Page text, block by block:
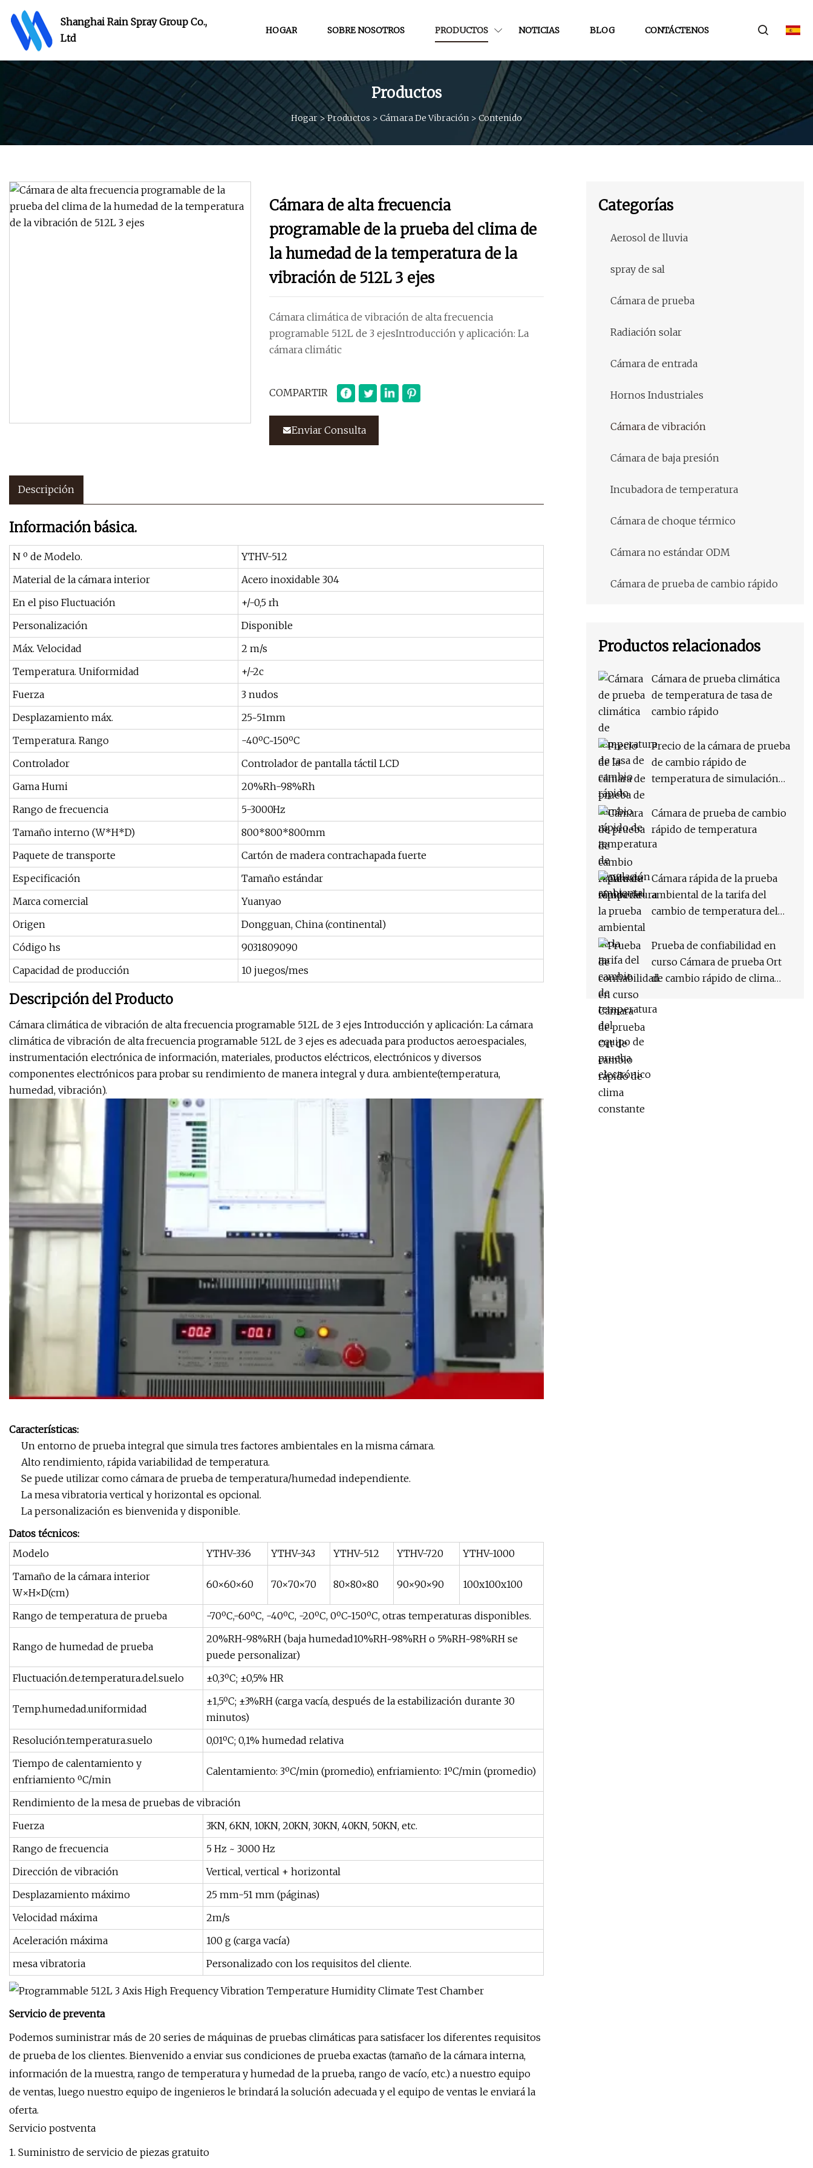
Shanghai Rain Spray Group Co.,
Ltd
HOGAR SOBRE NOSOTROS PRODUCTOS NOTICIAS BLOG CONTÁCTENOS
Productos
Hogar >Productos > Cámara De Vibración > Contenido
Cámara de alta frecuencia
programable de la prueba del clima de
la humedad de la temperatura de la
vibración de 512L 3 ejes
Cámara climática de vibración de alta frecuencia
programable 512L de 3 ejesIntroducción y aplicación: La
cámara climátic
COMPARTIR
Enviar Consulta
Descripción
Información básica.
N º de Modelo.
YTHV-512
Material de la cámara interior
Acero inoxidable 304
En el piso Fluctuación
+/-0,5 rh
Personalización
Disponible
Máx. Velocidad
2 m/s
Temperatura. Uniformidad
+/-2c
Fuerza
3 nudos
Desplazamiento máx.
25~51mm
Temperatura. Rango
-40ºC~150ºC
Controlador
Controlador de pantalla táctil LCD
Gama Humi
20%Rh-98%Rh
Rango de frecuencia
5-3000Hz
Tamaño interno (W*H*D)
800*800*800mm
Paquete de transporte
Cartón de madera contrachapada fuerte
Especificación
Tamaño estándar
Marca comercial
Yuanyao
Origen
Dongguan, China (continental)
Código hs
9031809090
Capacidad de producción
10 juegos/mes
Descripción del Producto
Cámara climática de vibración de alta frecuencia programable 512L de 3 ejes Introducción y aplicación: La cámara
climática de vibración de alta frecuencia programable 512L de 3 ejes es adecuada para productos aeroespaciales,
instrumentación electrónica de información, materiales, productos eléctricos, electrónicos y diversos
componentes electrónicos para probar su rendimiento de manera integral y dura. ambiente(temperatura,
humedad, vibración).
Características:
Un entorno de prueba integral que simula tres factores ambientales en la misma cámara.
Alto rendimiento, rápida variabilidad de temperatura.
Se puede utilizar como cámara de prueba de temperatura/humedad independiente.
La mesa vibratoria vertical y horizontal es opcional.
La personalización es bienvenida y disponible.
Datos técnicos:
Modelo
YTHV-336 YTHV-343 YTHV-512 YTHV-720
YTHV-1000
Tamaño de la cámara interior
W×H×D(cm)
60×60×60 70×70×70 80×80×80 90×90×90 100x100x100
Rango de temperatura de prueba -70ºC,-60ºC, -40ºC, -20ºC, 0ºC~150ºC, otras temperaturas disponibles.
Rango de humedad de prueba
20%RH~98%RH (baja humedad10%RH~98%RH o 5%RH~98%RH se
puede personalizar)
Fluctuación.de.temperatura.del.suelo
±0,3ºC; ±0,5% HR
Temp.humedad.uniformidad
±1,5ºC; ±3%RH (carga vacía, después de la estabilización durante 30
minutos)
Resolución.temperatura.suelo
0,01ºC; 0,1% humedad relativa
Tiempo de calentamiento y
enfriamiento ºC/min
Calentamiento: 3ºC/min (promedio), enfriamiento: 1ºC/min (promedio)
Rendimiento de la mesa de pruebas de vibración
Fuerza
3KN, 6KN, 10KN, 20KN, 30KN, 40KN, 50KN, etc.
Rango de frecuencia
5 Hz ~ 3000 Hz
Dirección de vibración
Vertical, vertical + horizontal
Desplazamiento máximo
25 mm-51 mm (páginas)
Velocidad máxima
2m/s
Aceleración máxima
100 g (carga vacía)
mesa vibratoria
Personalizado con los requisitos del cliente.
Servicio de preventa
Podemos suministrar más de 20 series de máquinas de pruebas climáticas para satisfacer los diferentes requisitos
de prueba de los clientes. Bienvenido a enviar sus condiciones de prueba exactas (tamaño de la cámara interna,
información de la muestra, rango de temperatura y humedad de la prueba, rango de vacío, etc.) a nuestro equipo
de ventas, luego nuestro equipo de ingenieros le brindará la solución adecuada y el equipo de ventas le enviará la
oferta.
Servicio postventa
1. Suministro de servicio de piezas gratuito
Categorías
Aerosol de lluvia
spray de sal
Cámara de prueba
Radiación solar
Cámara de entrada
Hornos Industriales
Cámara de vibración
Cámara de baja presión
Incubadora de temperatura
Cámara de choque térmico
Cámara no estándar ODM
Cámara de prueba de cambio rápido
Productos relacionados
Cámara de prueba climática
de temperatura de tasa de
cambio rápido
Precio de la cámara de prueba
de cambio rápido de
temperatura de simulación
Cámara de prueba de cambio
rápido de temperatura
Cámara rápida de la prueba
ambiental de la tarifa del
cambio de temperatura del
Prueba de confiabilidad en
curso Cámara de prueba Ort
de cambio rápido de clima